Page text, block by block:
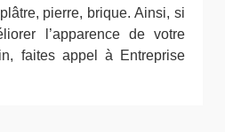
pierre, brique. Ainsi, si
l’apparence de votre
faites appel à Entreprise